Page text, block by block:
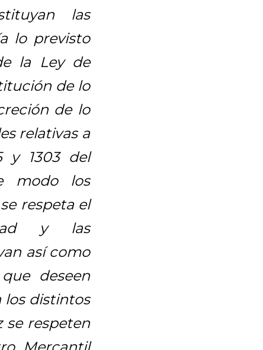
las
lo previsto
la Ley de
de lo
de lo
relativas a
y 1303 del
modo los
respeta el
y las
así como
deseen
los distintos
se respeten